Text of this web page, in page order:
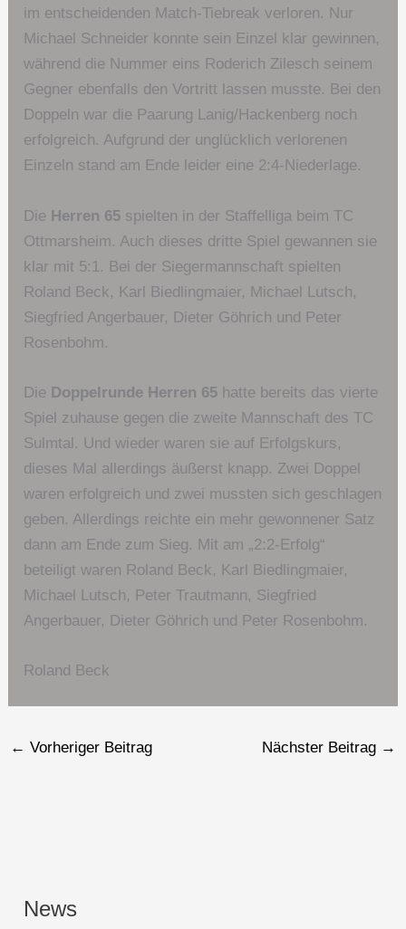
im entscheidenden Match-Tiebreak verloren. Nur
Michael Schneider konnte sein Einzel klar gewinnen,
während die Nummer eins Roderich Zilesch seinem
Gegner ebenfalls den Vortritt lassen musste. Bei den
Doppeln war die Paarung Lanig/Hackenberg noch
erfolgreich. Aufgrund der unglücklich verlorenen
Einzeln stand am Ende leider eine 2:4-Niederlage.
Die Herren 65 spielten in der Staffelliga beim TC
Ottmarsheim. Auch dieses dritte Spiel gewannen sie
klar mit 5:1. Bei der Siegermannschaft spielten
Roland Beck, Karl Biedlingmaier, Michael Lutsch,
Siegfried Angerbauer, Dieter Göhrich und Peter
Rosenbohm.
Die Doppelrunde Herren 65 hatte bereits das vierte
Spiel zuhause gegen die zweite Mannschaft des TC
Sulmtal. Und wieder waren sie auf Erfolgskurs,
dieses Mal allerdings äußerst knapp. Zwei Doppel
waren erfolgreich und zwei mussten sich geschlagen
geben. Allerdings reichte ein mehr gewonnener Satz
dann am Ende zum Sieg. Mit am „2:2-Erfolg“
beteiligt waren Roland Beck, Karl Biedlingmaier,
Michael Lutsch, Peter Trautmann, Siegfried
Angerbauer, Dieter Göhrich und Peter Rosenbohm.
Roland Beck
← Vorheriger Beitrag Nächster Beitrag →
News